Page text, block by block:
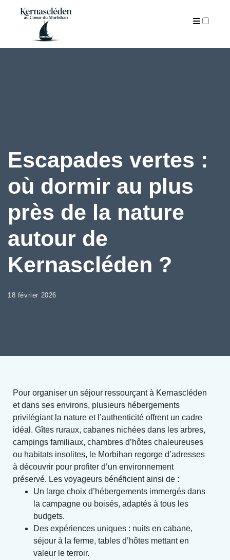
Escapades vertes :
où dormir au plus
près de la nature
autour de
Kernascléden ?
18 février 2026
Pour organiser un séjour ressourçant à Kernascléden
et dans ses environs, plusieurs hébergements
privilégiant la nature et l’authenticité offrent un cadre
idéal. Gîtes ruraux, cabanes nichées dans les arbres,
campings familiaux, chambres d’hôtes chaleureuses
ou habitats insolites, le Morbihan regorge d’adresses
à découvrir pour profiter d’un environnement
préservé. Les voyageurs bénéficient ainsi de :
Un large choix d’hébergements immergés dans
la campagne ou boisés, adaptés à tous les
budgets.
Des expériences uniques : nuits en cabane,
séjour à la ferme, tables d’hôtes mettant en
valeur le terroir.